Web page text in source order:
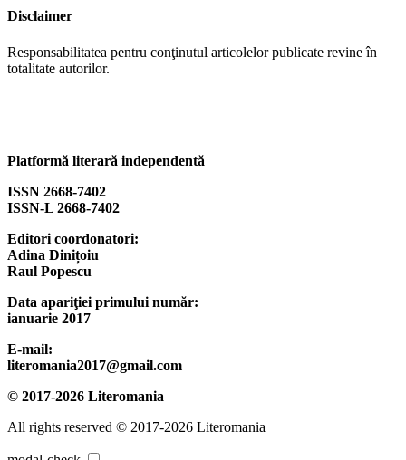
Disclaimer
Responsabilitatea pentru conţinutul articolelor publicate revine în
totalitate autorilor.
Platformă literară independentă
ISSN 2668-7402
ISSN-L 2668-7402
Editori coordonatori:
Adina Dinițoiu
Raul Popescu
Data apariţiei primului număr:
ianuarie 2017
E-mail:
literomania2017@gmail.com
© 2017-2026 Literomania
All rights reserved © 2017-2026 Literomania